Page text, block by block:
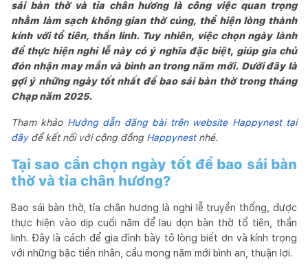
sái bàn thờ và tỉa chân hương là công việc quan trọng
nhằm làm sạch không gian thờ cúng, thể hiện lòng thành
kính với tổ tiên, thần linh. Tuy nhiên, việc chọn ngày lành
để thực hiện nghi lễ này có ý nghĩa đặc biệt, giúp gia chủ
đón nhận may mắn và bình an trong năm mới. Dưới đây là
gợi ý những ngày tốt nhất để bao sái bàn thờ trong tháng
Chạp năm 2025.
Tham khảo Hướng dẫn đăng bài trên website Happynest tại
đâyđể kết nối với cộng đồng Happynest nhé.
Tại sao cần chọn ngày tốt để bao sái bàn
thờ và tỉa chân hương?
Bao sái bàn thờ, tỉa chân hương là nghi lễ truyền thống, được
thực hiện vào dịp cuối năm để lau dọn bàn thờ tổ tiên, thần
linh. Đây là cách để gia đình bày tỏ lòng biết ơn và kính trọng
với những bậc tiền nhân, cầu mong năm mới bình an, thuận lợi.